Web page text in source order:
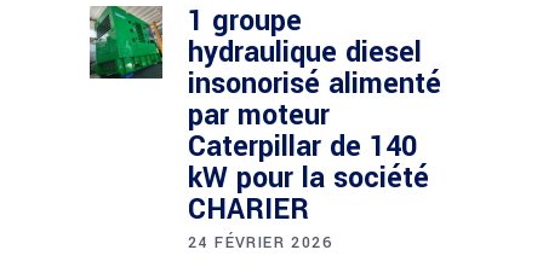
1 groupe
hydraulique diesel
insonorisé alimenté
par moteur
Caterpillar de 140
kW pour la société
CHARIER
24 FÉVRIER 2026